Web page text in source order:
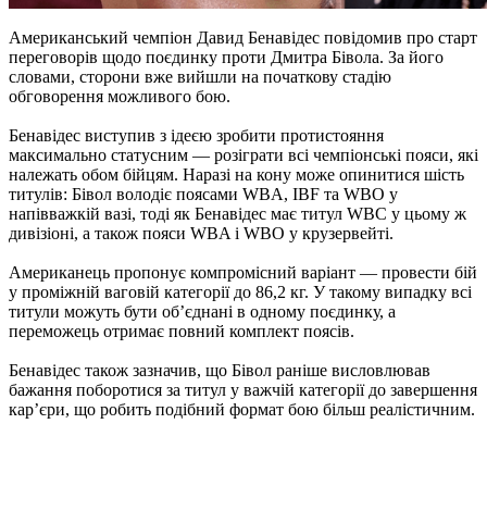
Американський чемпіон Давид Бенавідес повідомив про старт
переговорів щодо поєдинку проти Дмитра Бівола. За його
словами, сторони вже вийшли на початкову стадію
обговорення можливого бою.
Бенавідес виступив з ідеєю зробити протистояння
максимально статусним — розіграти всі чемпіонські пояси, які
належать обом бійцям. Наразі на кону може опинитися шість
титулів: Бівол володіє поясами WBA, IBF та WBO у
напівважкій вазі, тоді як Бенавідес має титул WBC у цьому ж
дивізіоні, а також пояси WBA і WBO у крузервейті.
Американець пропонує компромісний варіант — провести бій
у проміжній ваговій категорії до 86,2 кг. У такому випадку всі
титули можуть бути об’єднані в одному поєдинку, а
переможець отримає повний комплект поясів.
Бенавідес також зазначив, що Бівол раніше висловлював
бажання поборотися за титул у важчій категорії до завершення
кар’єри, що робить подібний формат бою більш реалістичним.